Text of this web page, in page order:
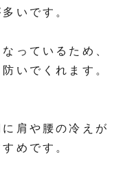
いです。
っているため、
いでくれます。
肩や腰の冷えが
めです。